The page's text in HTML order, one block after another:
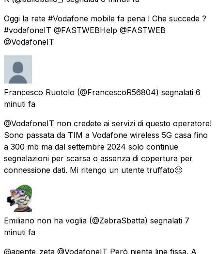
Oggi la rete #Vodafone mobile fa pena ! Che succede ?
#vodafoneIT @FASTWEBHelp @FASTWEB
@VodafoneIT
Francesco Ruotolo (@FrancescoR56804) segnalati 6
minuti fa
@VodafoneIT non credete ai servizi di questo operatore!
Sono passata da TIM a Vodafone wireless 5G casa fino
a 300 mb ma dal settembre 2024 solo continue
segnalazioni per scarsa o assenza di copertura per
connessione dati. Mi ritengo un utente truffato😤
Emiliano non ha voglia (@ZebraSbatta) segnalati 7
minuti fa
@agente_zeta @VodafoneIT Però niente line fissa. A